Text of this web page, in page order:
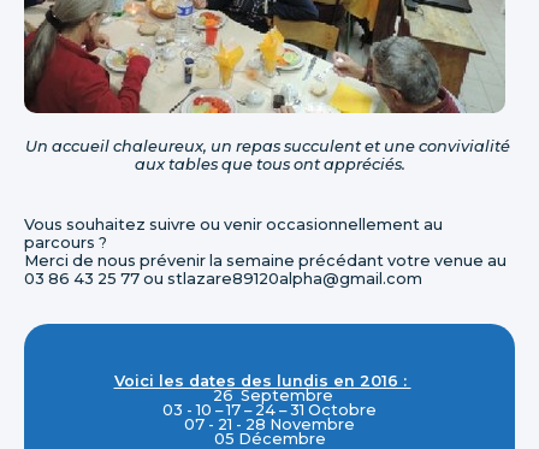
Un accueil chaleureux, un repas succulent et une convivialité
aux tables que tous ont appréciés.
Vous souhaitez suivre ou venir occasionnellement au
parcours ?
Merci de nous prévenir la semaine précédant votre venue au
03 86 43 25 77 ou stlazare89120alpha@gmail.com
Voici les dates des lundis en 2016 :
26 Septembre
03 - 10 – 17 – 24 – 31 Octobre
07 - 21 - 28 Novembre
05 Décembre